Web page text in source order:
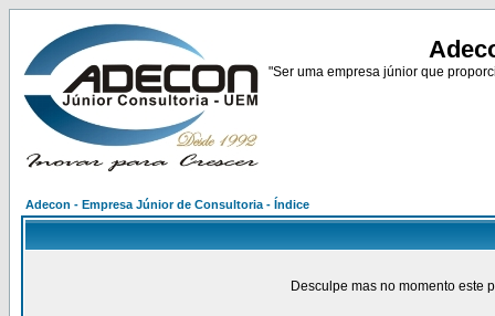
"Ser uma empresa júnior que
Adecon - Empresa Júnior de Consultoria - Índice
Desculpe mas no momento este